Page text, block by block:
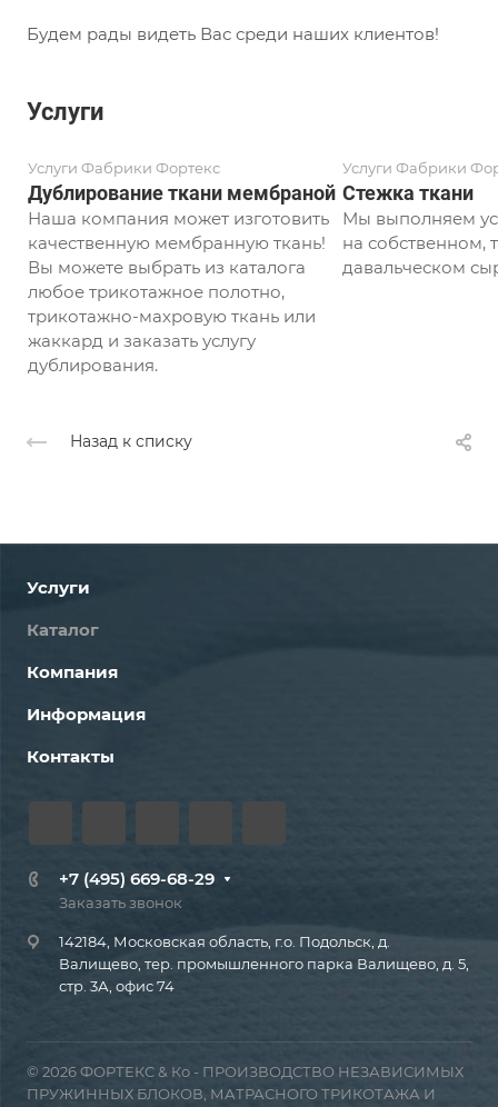
Будем рады видеть Вас среди наших клиентов!
Услуги
Услуги Фабрики Фортекс
Дублирование ткани мембраной
Наша компания может изготовить
качественную мембранную ткань!
Вы можете выбрать из каталога
любое трикотажное полотно,
трикотажно-махровую ткань или
жаккард и заказать услугу
дублирования.
Услуги Фабрики
Стежка ткани
Мы выполняем
на собственном,
давальческом
Назад к списку
Услуги
Каталог
Компания
Информация
Контакты
+7 (495) 669-68-29
Заказать звонок
142184, Московская область, г.о. Подольск, д.
Валищево, тер. промышленного парка Валищево, д. 5,
стр. 3А, офис 74
© 2026 ФОРТЕКС & Ко - ПРОИЗВОДСТВО НЕЗАВИСИМЫХ
ПРУЖИННЫХ БЛОКОВ, МАТРАСНОГО ТРИКОТАЖА И